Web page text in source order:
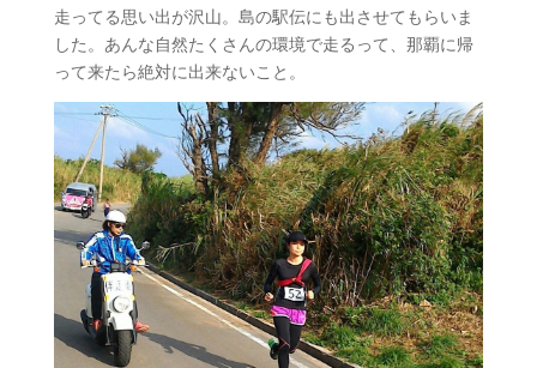
走ってる思い出が沢山。島の駅伝にも出させてもらいま
した。あんな自然たくさんの環境で走るって、那覇に帰
って来たら絶対に出来ないこと。